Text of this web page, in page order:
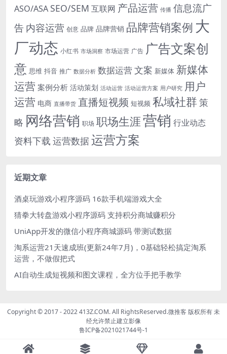
ASO/ASA SEO/SEM 互联网 产品运营 传播 信息流广
告 内容运营 创意 品牌 品牌营销 品牌营销案例 大
厂动态 小红书 市场洞察 市场运营 广告 广告文案创
意 思维 抖音 推广 数据分析 数据运营文案 新媒体 新媒体
运营 案例分析 活动策划 活动运营 活动运营方案 用户研究 用户
运营 电商 直播带货 直播短视频 短视频 私域社群 策
略 网络营销 职场 职场生涯营销 行业动态
资料下载 运营数据运营方案
近期文章
酒桌玩游戏小程序源码 16款手机端游戏大全
猜拳大转盘游戏小程序源码 支持积分商城赚积分
UniApp开发的微信小程序商城源码 带测试数据
淘系运营21天速成班(更新24年7月)，0基础轻松搞定淘系
运营，不做假把式
AI自动生成短视频和图文课程，全方位手把手教学
Copyright © 2017 - 2022 413Z.COM. All RightsReserved.微推客 版权所有 未
经允许禁止建立影像
鲁ICP备2021021744号-1